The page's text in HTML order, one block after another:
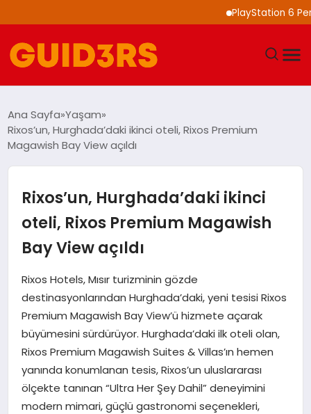
PlayStation 6
YAŞAM
SAĞLIK
EKONOMI
MAGAZIN
EĞITIM
Ana Sayfa Yaşam
Rixos’un, Hurghada’daki ikinci oteli, Rixos Premium
Magawish Bay View açıldı
Rixos’un, Hurghada’daki ikinci
oteli, Rixos Premium Magawish
Bay View açıldı
Rixos Hotels, Mısır turizminin gözde
destinasyonlarından Hurghada’daki, yeni tesisi Rixos
Premium Magawish Bay View’ü hizmete açarak
büyümesini sürdürüyor. Hurghada’daki ilk oteli olan,
Rixos Premium Magawish Suites & Villas’ın hemen
yanında konumlanan tesis, Rixos’un uluslararası
ölçekte tanınan “Ultra Her Şey Dahil” deneyimini
modern mimari, güçlü gastronomi seçenekleri,